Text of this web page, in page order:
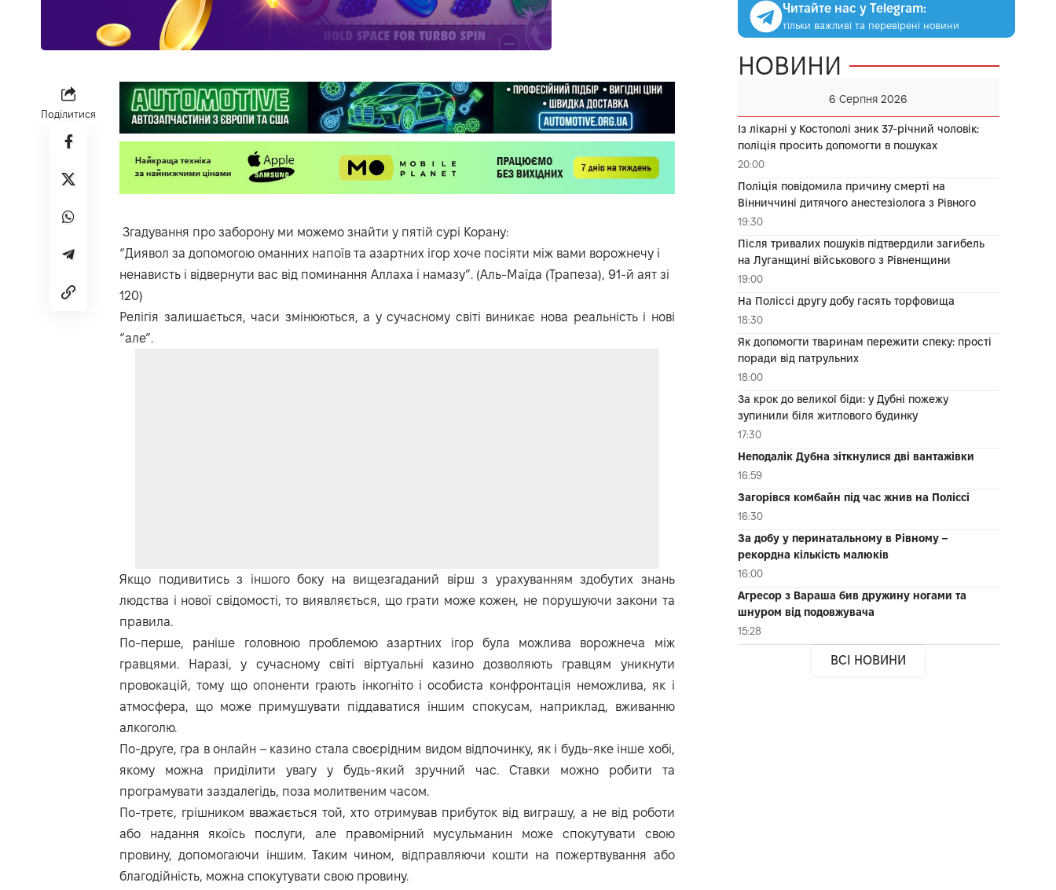
Поділитися
Згадування про заборону ми можемо знайти у пятій сурі Корану:
“Диявол за допомогою оманних напоїв та азартних ігор хоче посіяти між вами ворожнечу і
ненависть і відвернути вас від поминання Аллаха і намазу”. (Аль-Маїда (Трапеза), 91-й аят зі
120)
Релігія залишається, часи змінюються, а у сучасному світі виникає нова реальність і нові
“але”.
Якщо подивитись з іншого боку на вищезгаданий вірш з урахуванням здобутих знань
людства і нової свідомості, то виявляється, що грати може кожен, не порушуючи закони та
правила.
По-перше, раніше головною проблемою азартних ігор була можлива ворожнеча між
гравцями. Наразі, у сучасному світі віртуальні казино дозволяють гравцям уникнути
провокацій, тому що опоненти грають інкогніто і особиста конфронтація неможлива, як і
атмосфера, що може примушувати піддаватися іншим спокусам, наприклад, вживанню
алкоголю.
По-друге, гра в онлайн – казино стала своєрідним видом відпочинку, як і будь-яке інше хобі,
якому можна приділити увагу у будь-який зручний час. Ставки можно робити та
програмувати заздалегідь, поза молитвеним часом.
По-третє, грішником вважається той, хто отримував прибуток від виграшу, а не від роботи
або надання якоїсь послуги, але правомірний мусульманин може спокутувати свою
провину, допомогаючи іншим. Таким чином, відправляючи кошти на пожертвування або
благодійність, можна спокутувати свою провину.
Читайте нас у Telegram:
тільки важливі та перевірені новини
НОВИНИ
6 Серпня 2026
Із лікарні у Костополі зник 37-річний чоловік:
поліція просить допомогти в пошуках
20:00
Поліція повідомила причину смерті на
Вінниччині дитячого анестезіолога з Рівного
19:30
Після тривалих пошуків підтвердили загибель
на Луганщині військового з Рівненщини
19:00
На Поліссі другу добу гасять торфовища
18:30
Як допомогти тваринам пережити спеку: прості
поради від патрульних
18:00
За крок до великої біди: у Дубні пожежу
зупинили біля житлового будинку
17:30
Неподалік Дубна зіткнулися дві вантажівки
16:59
Загорівся комбайн під час жнив на Поліссі
16:30
За добу у перинатальному в Рівному –
рекордна кількість малюків
16:00
Агресор з Вараша бив дружину ногами та
шнуром від подовжувача
15:28
ВСІ НОВИНИ